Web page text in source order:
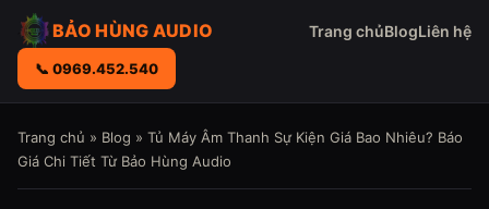
BẢO HÙNG AUDIO Trang chủBlogLiên hệ
📞 0969.452.540
Trang chủ » Blog » Tủ Máy Âm Thanh Sự Kiện Giá Bao Nhiêu? Báo
Giá Chi Tiết Từ Bảo Hùng Audio